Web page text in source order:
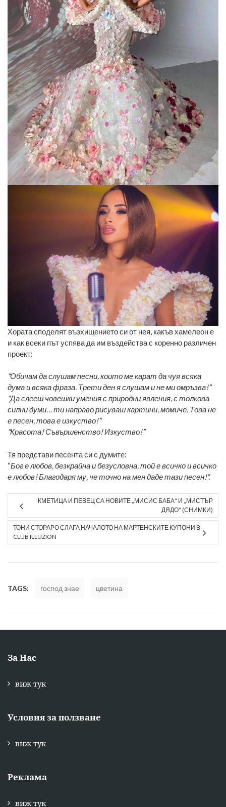
Хората споделят възхищението си от нея, какъв хамелеон е
и как всеки път успява да им въздейства с коренно различен
проект:
“Обичам да слушам песни, които ме карат да чуя всяка
дума и всяка фраза. Трети ден я слушам и не ми омръзва!”
“Да слееш човешки умения с природни явления, с толкова
силни думи… ти направо рисуваш картини, момиче. Това не
е песен, това е изкуство!”
“Красота! Съвършенство! Изкуство!”
Тя представи песента си с думите:
“Бог е любов, безкрайна и безусловна, той е всичко и всичко
е любов! Благодаря му, че точно на мен даде тази песен!“.
КМЕТИЦА И ПЕВЕЦ СА НОВИТЕ „МИСИС БАБА“ И „МИСТЪР
ДЯДО“ (СНИМКИ)
ТОНИ СТОРАРО СЛАГА НАЧАЛОТО НА МАРТЕНСКИТЕ КУПОНИ В
CLUB ILLUZION
TAGS: господ знае цветина
За Нас
виж тук
Условия за ползване
виж тук
Реклама
виж тук